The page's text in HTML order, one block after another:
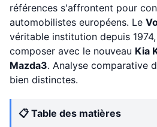
références s'affrontent pour
automobilistes européens. Le
véritable institution depuis
composer avec le nouveau Kia
Mazda3. Analyse comparative
bien distinctes.
📋 Table des matières